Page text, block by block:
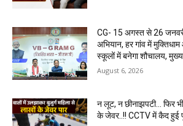
CG- 15 अगस्त से 26
अभियान, हर गांव में
स्कूलों में बनेगा शौचालय,
August 6, 2026
न लूट, न छीनाझपटी… फिर
के जेवर..!! CCTV में कैद हुई